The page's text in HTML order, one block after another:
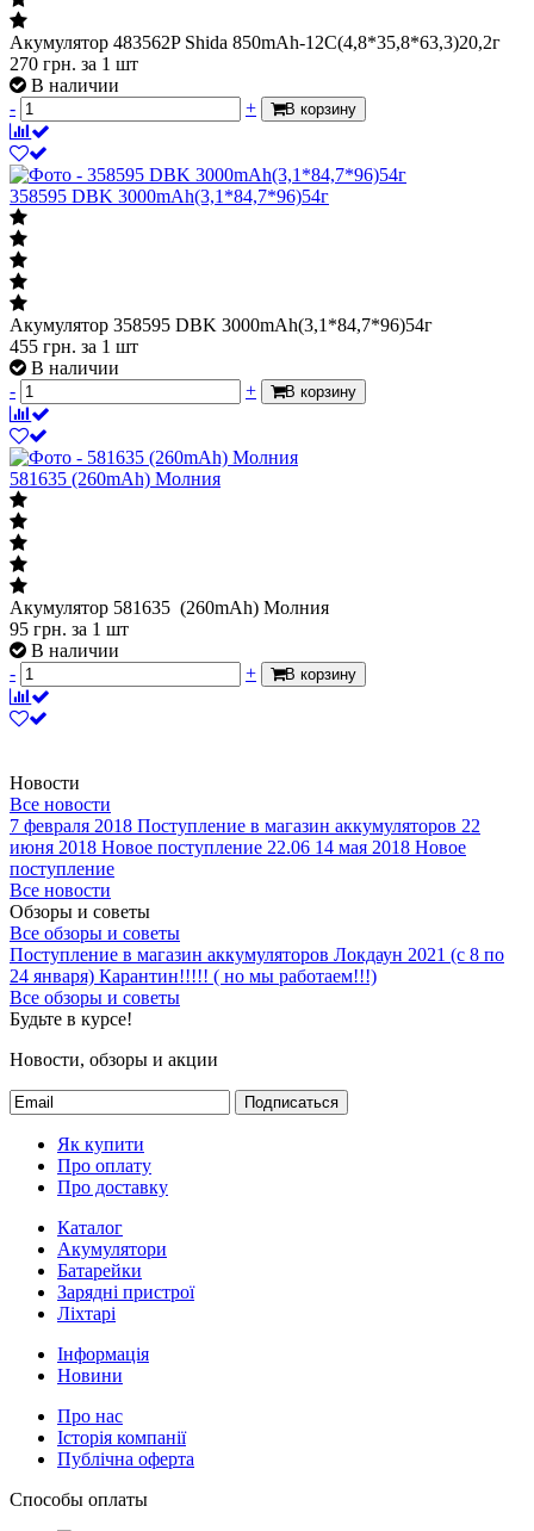
Акумулятор 483562P Shida 850mAh-12С(4,8*35,8*63,3)20,2г
270 грн. за 1 шт
В наличии
-
+ В корзину
358595 DBK 3000mAh(3,1*84,7*96)54г
Акумулятор 358595 DBK 3000mAh(3,1*84,7*96)54г
455 грн. за 1 шт
В наличии
-
+ В корзину
581635 (260mAh) Молния
Акумулятор 581635 (260mAh) Молния
95 грн. за 1 шт
В наличии
-
+ В корзину
Новости
Все новости
7 февраля 2018 Поступление в магазин аккумуляторов 22
июня 2018 Новое поступление 22.06 14 мая 2018 Новое
поступление
Все новости
Обзоры и советы
Все обзоры и советы
Поступление в магазин аккумуляторов Локдаун 2021 (с 8 по
24 января) Карантин!!!!! ( но мы работаем!!!)
Все обзоры и советы
Будьте в курсе!
Новости, обзоры и акции
Подписаться
Як купити
Про оплату
Про доставку
Каталог
Акумулятори
Батарейки
Зарядні пристрої
Ліхтарі
Інформація
Новини
Про нас
Історія компанії
Публічна оферта
Способы оплаты